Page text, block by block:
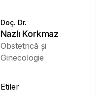
Doç. Dr.
Nazlı Korkmaz
Obstetrică și
Ginecologie
Etiler